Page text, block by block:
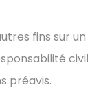
fins sur
préavis.